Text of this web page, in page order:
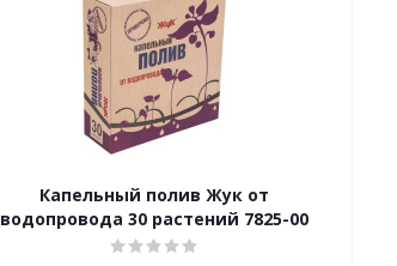
Капельный полив Жук от
водопровода 30 растений 7825-00